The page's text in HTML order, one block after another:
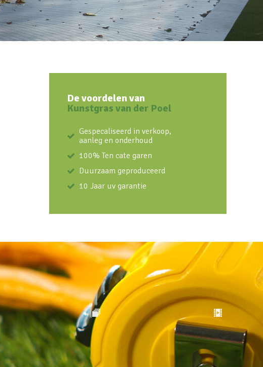
De voordelen van
Kunstgras van der Poel
Gespecaliseerd in verkoop,
aanleg en onderhoud
100% Ten cate garen
Duurzaam geproduceerd
10 Jaar uv garantie